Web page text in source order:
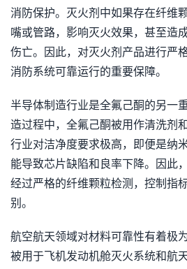
消防保护。灭火剂中如果存在纤维
嘴或管路，影响灭火效果，甚至造
伤亡。因此，对灭火剂产品进行严
消防系统可靠运行的重要保障。
半导体制造行业是全氟己酮的另一
造过程中，全氟己酮被用作清洗剂
行业对洁净度要求极高，即便是纳
能导致芯片缺陷和良率下降。因此
经过严格的纤维颗粒检测，控制指
别。
航空航天领域对材料可靠性有着极
被用于飞机发动机舱灭火系统和航